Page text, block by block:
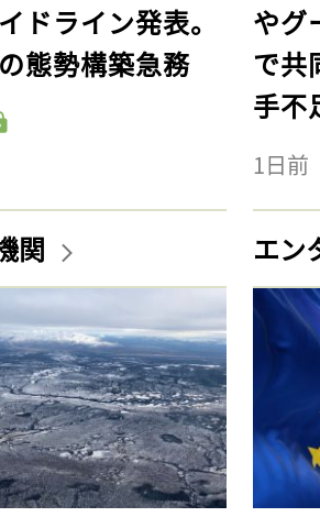
ドライン発表。
態勢構築急務
やグ
で共
手不
1日前
関 エン